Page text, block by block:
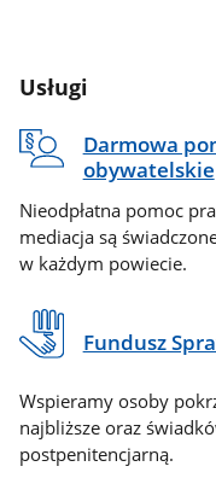
Usługi
Darmowa
obywatelskie
Nieodpłatna pomoc
mediacja są
w każdym powiecie.
Fundusz
Wspieramy osoby
najbliższe oraz
postpenitencjarną.